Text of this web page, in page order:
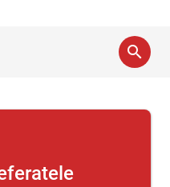
search